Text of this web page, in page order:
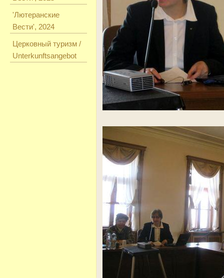
'Лютеранские
Вести', 2024
Церковный туризм /
Unterkunftsangebot